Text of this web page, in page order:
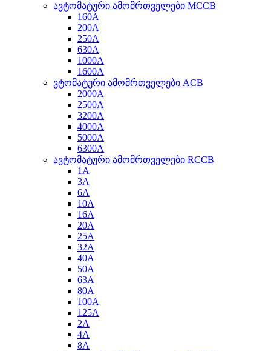
ავტომატური ამომრთველები MCCB
160A
200A
250A
630A
1000A
1600A
ვტომატური ამომრთველები ACB
2000A
2500A
3200A
4000A
5000A
6300A
ავტომატური ამომრთველები RCCB
1A
3A
6A
10A
16A
20A
25A
32A
40A
50A
63A
80A
100A
125A
2A
4A
8A